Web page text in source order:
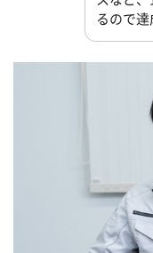
るので達